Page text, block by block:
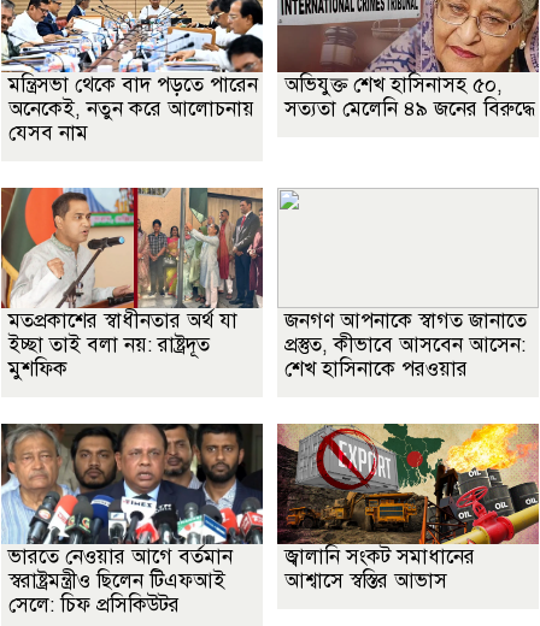
মন্ত্রিসভা থেকে বাদ পড়তে পারেন
অনেকেই, নতুন করে আলোচনায়
যেসব নাম
অভিযুক্ত শেখ হাসিনাসহ ৫০,
সত্যতা মেলেনি ৪৯ জনের বিরুদ্ধে
মতপ্রকাশের স্বাধীনতার অর্থ যা
ইচ্ছা তাই বলা নয়: রাষ্ট্রদূত
মুশফিক
জনগণ আপনাকে স্বাগত জানাতে
প্রস্তুত, কীভাবে আসবেন আসেন:
শেখ হাসিনাকে পরওয়ার
ভারতে নেওয়ার আগে বর্তমান
স্বরাষ্ট্রমন্ত্রীও ছিলেন টিএফআই
সেলে: চিফ প্রসিকিউটর
জ্বালানি সংকট সমাধানের
আশ্বাসে স্বস্তির আভাস